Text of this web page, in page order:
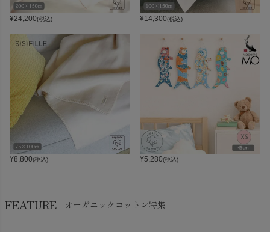
¥24,200(税込) ¥14,300(税込)
¥8,800(税込) ¥5,280(税込)
FEATURE オーガニックコットン特集